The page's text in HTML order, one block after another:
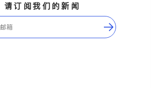
请订阅我们的新闻